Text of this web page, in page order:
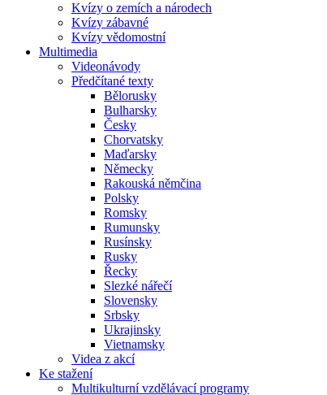
Kvízy o zemích a národech
Kvízy zábavné
Kvízy vědomostní
Multimedia
Videonávody
Předčítané texty
Bělorusky
Bulharsky
Česky
Chorvatsky
Maďarsky
Německy
Rakouská němčina
Polsky
Romsky
Rumunsky
Rusínsky
Rusky
Řecky
Slezké nářečí
Slovensky
Srbsky
Ukrajinsky
Vietnamsky
Videa z akcí
Ke stažení
Multikulturní vzdělávací programy